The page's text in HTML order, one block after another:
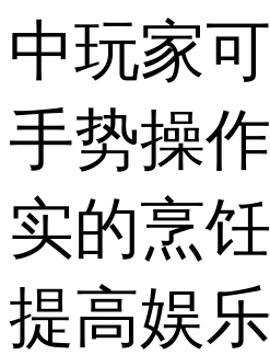
中玩家
手势操
实的烹
提高娱